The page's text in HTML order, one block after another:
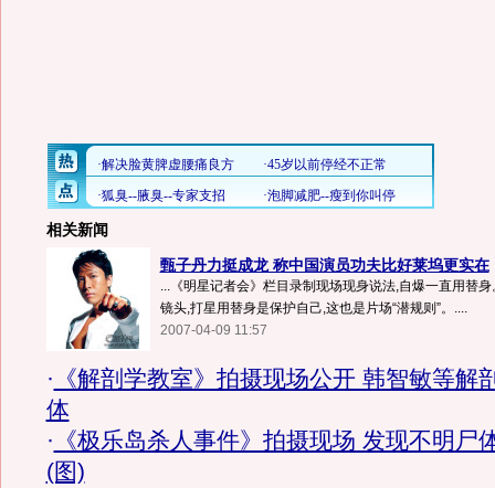
相关新闻
甄子丹力挺成龙 称中国演员功夫比好莱坞更实在
...《明星记者会》栏目录制现场现身说法,自爆一直用替
镜头,打星用替身是保护自己,这也是片场“潜规则”。....
2007-04-09 11:57
· 《解剖学教室》拍摄现场公开 韩智敏等解
体
· 《极乐岛杀人事件》拍摄现场 发现不明尸
(图)